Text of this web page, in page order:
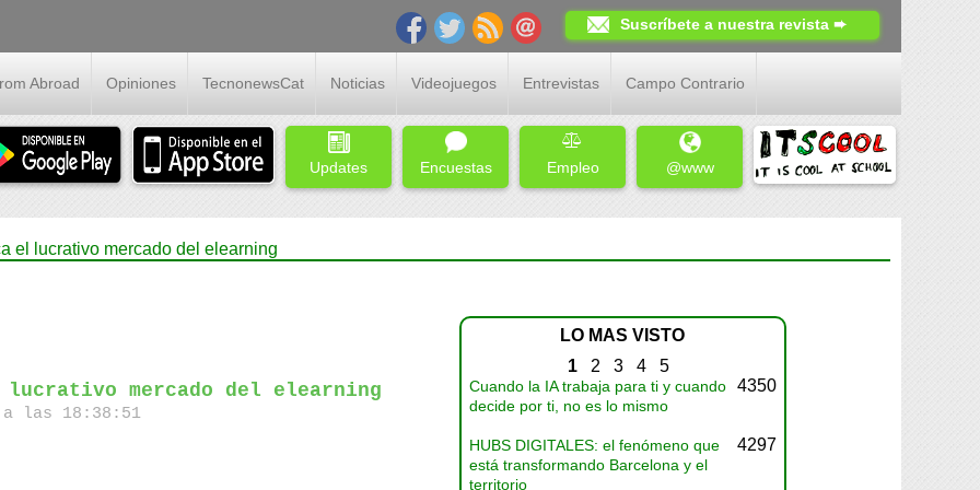
Suscríbete a nuestra revista ➨
Abroad Opiniones TecnonewsCat Noticias Videojuegos Entrevistas Campo Contrario
Updates Encuestas Empleo @www
el lucrativo mercado del elearning
mercado del elearning
las 18:38:51
LO MAS VISTO
1 2 3 4 5
Cuando la IA trabaja para ti y cuando
decide por ti, no es lo mismo
4350
HUBS DIGITALES: el fenómeno que
está transformando Barcelona y el
territorio
4297